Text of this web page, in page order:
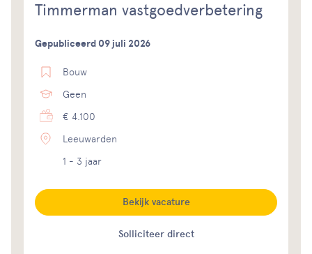
Timmerman vastgoedverbetering
Gepubliceerd 09 juli 2026
Bouw
Geen
€ 4.100
Leeuwarden
1 - 3 jaar
Solliciteer direct
Bekijk vacature